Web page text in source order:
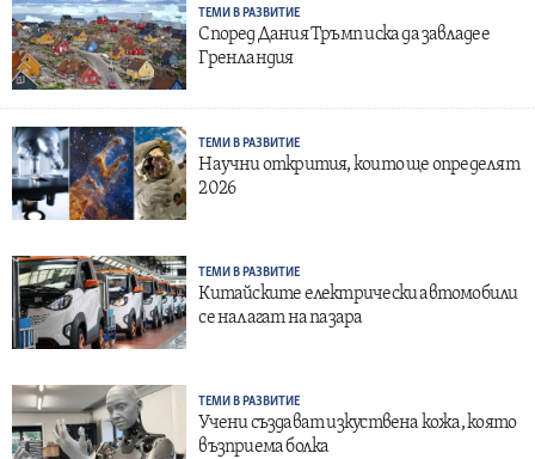
ТЕМИ В РАЗВИТИЕ
Според Дания Тръмп иска да завладее
Гренландия
ТЕМИ В РАЗВИТИЕ
Научни открития, които ще определят
2026
ТЕМИ В РАЗВИТИЕ
Китайските електрически автомобили
се налагат на пазара
ТЕМИ В РАЗВИТИЕ
Учени създават изкуствена кожа, която
възприема болка